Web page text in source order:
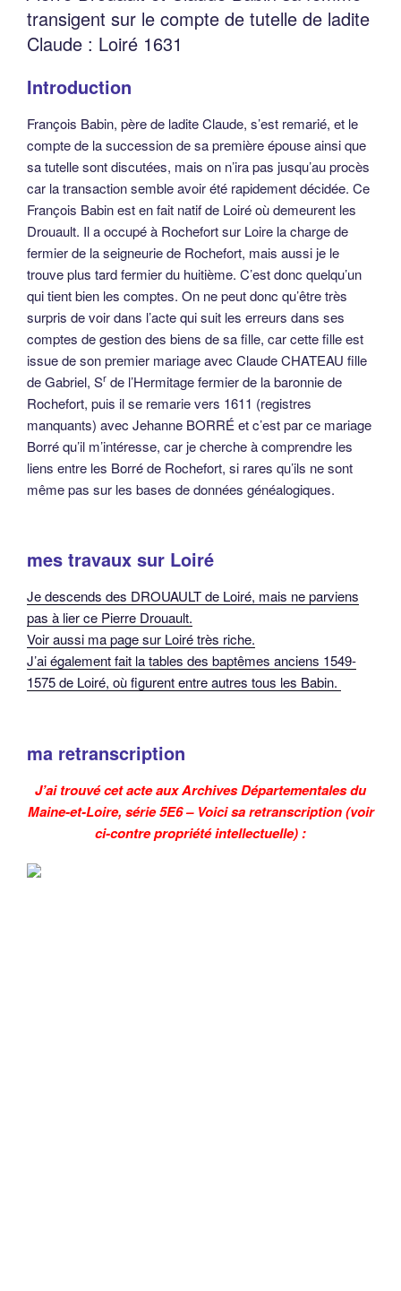
transigent sur le compte de tutelle de ladite
Claude : Loiré 1631
Introduction
François Babin, père de ladite Claude, s’est remarié, et le
compte de la succession de sa première épouse ainsi que
sa tutelle sont discutées, mais on n’ira pas jusqu’au procès
car la transaction semble avoir été rapidement décidée. Ce
François Babin est en fait natif de Loiré où demeurent les
Drouault. Il a occupé à Rochefort sur Loire la charge de
fermier de la seigneurie de Rochefort, mais aussi je le
trouve plus tard fermier du huitième. C’est donc quelqu’un
qui tient bien les comptes. On ne peut donc qu’être très
surpris de voir dans l’acte qui suit les erreurs dans ses
comptes de gestion des biens de sa fille, car cette fille est
issue de son premier mariage avec Claude CHATEAU fille
de Gabriel, Sr de l’Hermitage fermier de la baronnie de
Rochefort, puis il se remarie vers 1611 (registres
manquants) avec Jehanne BORRÉ et c’est par ce mariage
Borré qu’il m’intéresse, car je cherche à comprendre les
liens entre les Borré de Rochefort, si rares qu’ils ne sont
même pas sur les bases de données généalogiques.
mes travaux sur Loiré
Je descends des DROUAULT de Loiré, mais ne parviens
pas à lier ce Pierre Drouault.
Voir aussi ma page sur Loiré très riche.
J’ai également fait la tables des baptêmes anciens 1549-
1575 de Loiré, où figurent entre autres tous les Babin.
ma retranscription
J’ai trouvé cet acte aux Archives Départementales du
Maine-et-Loire, série 5E6 – Voici sa retranscription (voir
ci-contre propriété intellectuelle) :